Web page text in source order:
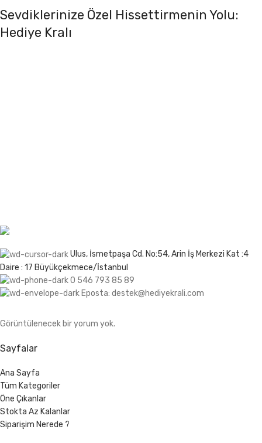
Sevdiklerinize Özel Hissettirmenin Yolu:
Hediye Kralı
Ulus, İsmetpaşa Cd. No:54, Arin İş Merkezi Kat :4
Daire : 17 Büyükçekmece/İstanbul
0 546 793 85 89
Eposta: destek@hediyekrali.com
Görüntülenecek bir yorum yok.
Sayfalar
Ana Sayfa
Tüm Kategoriler
Öne Çıkanlar
Stokta Az Kalanlar
Siparişim Nerede ?